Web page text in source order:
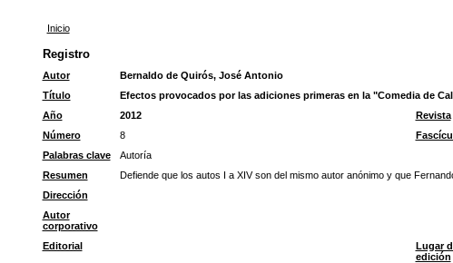
Inicio
Registro
Autor
Bernaldo de Quirós, José Antonio
Título
Efectos provocados por las adiciones primeras en la "Comedia de
Año
2012 Revista
Número
8
Palabras clave
Autoría
Resumen
Defiende que los autos I a XIV son del mismo autor anónimo y que
Dirección
Autor
corporativo
Editorial
Lugar
edición